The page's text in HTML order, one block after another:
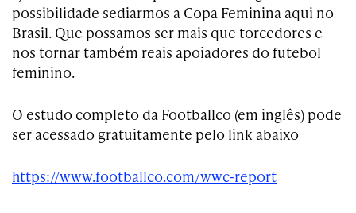
possibilidade sediarmos a Copa Feminina aqui no
Brasil. Que possamos ser mais que torcedores e
nos tornar também reais apoiadores do futebol
feminino.
O estudo completo da Footballco (em inglês) pode
ser acessado gratuitamente pelo link abaixo
https://www.footballco.com/wwc-report